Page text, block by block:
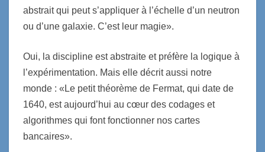
abstrait qui peut s’appliquer à l’échelle d’un neutron
ou d’une galaxie. C’est leur magie».
Oui, la discipline est abstraite et préfère la logique à
l’expérimentation. Mais elle décrit aussi notre
monde : «Le petit théorème de Fermat, qui date de
1640, est aujourd’hui au cœur des codages et
algorithmes qui font fonctionner nos cartes
bancaires».